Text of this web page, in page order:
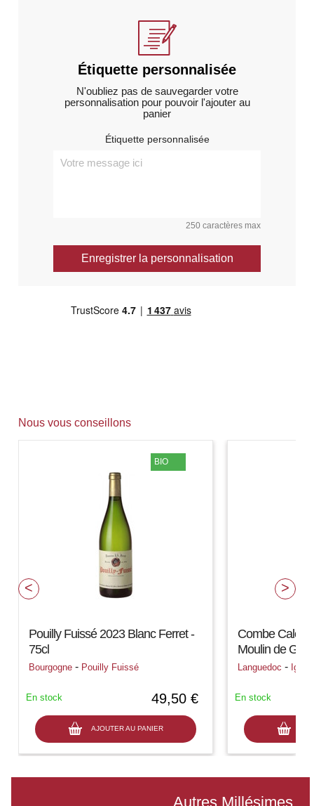
Étiquette personnalisée
N'oubliez pas de sauvegarder votre
personnalisation pour pouvoir l'ajouter au
panier
Étiquette personnalisée
250 caractères max
Enregistrer la personnalisation
Nous vous conseillons
Pouilly Fuissé 2023 Blanc Ferret -
75cl
Bourgogne - Pouilly Fuissé
49,50 €
AJOUTER AU PANIER
En stock
BIO
Combe
Moulin de
Languedoc - Igp
En stock
Autres Millésimes